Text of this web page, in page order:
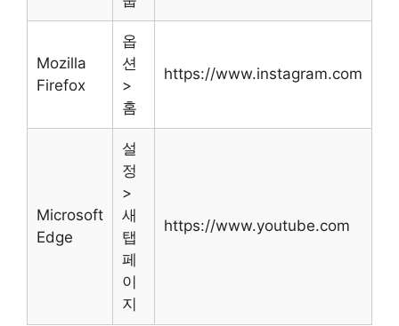
Mozilla
Firefox
옵
션
>
홈
https://www.instagram.com
Microsoft
Edge
설
정
>
새
탭
페
이
지
https://www.youtube.com